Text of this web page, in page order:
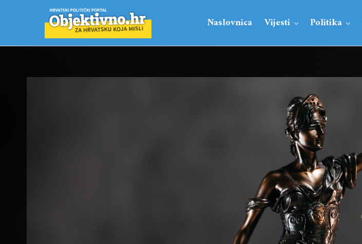
Naslovnica Vijesti Politika